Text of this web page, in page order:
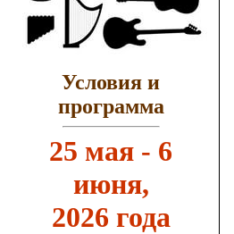
Условия и
программа
25 мая - 6
июня,
2026 года